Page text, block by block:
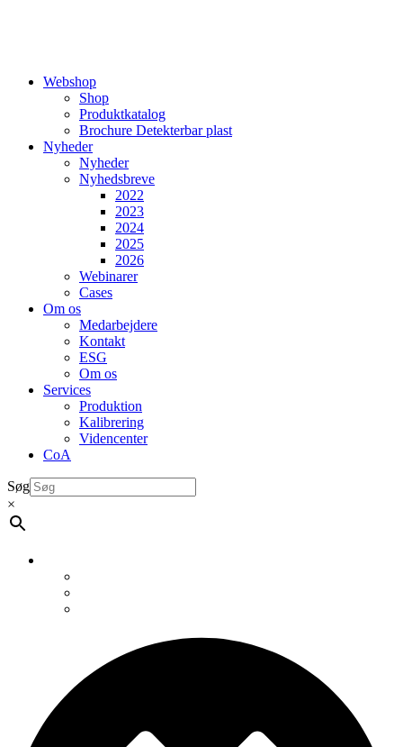
Webshop
Shop
Produktkatalog
Brochure Detekterbar plast
Nyheder
Nyheder
Nyhedsbreve
2022
2023
2024
2025
2026
Webinarer
Cases
Om os
Medarbejdere
Kontakt
ESG
Om os
Services
Produktion
Kalibrering
Videncenter
CoA
Søg
×